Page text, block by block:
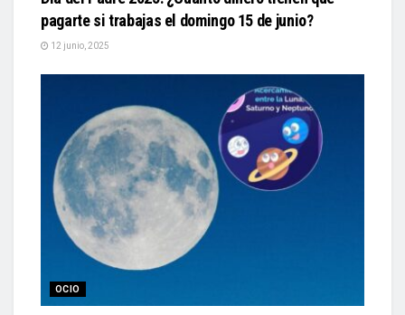
pagarte si trabajas el domingo 15 de junio?
12 junio, 2025
OCIO